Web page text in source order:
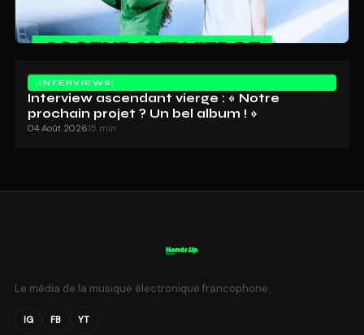
INTERVIEWS
Interview ascendant vierge : « Notre
prochain projet ? Un bel album ! »
04 Août 202615 min
Le média de la musique électronique francophone.
IG FB YT